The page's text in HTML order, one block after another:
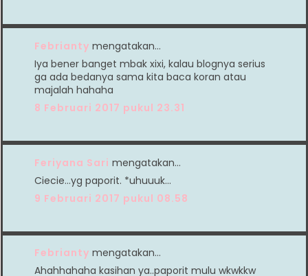
Febrianty mengatakan…
Iya bener banget mbak xixi, kalau blognya serius
ga ada bedanya sama kita baca koran atau
majalah hahaha
8 Februari 2017 pukul 23.31
Feriyana Sari mengatakan…
Ciecie...yg paporit. *uhuuuk...
9 Februari 2017 pukul 08.58
Febrianty mengatakan…
Ahahhahaha kasihan ya..paporit mulu wkwkkw